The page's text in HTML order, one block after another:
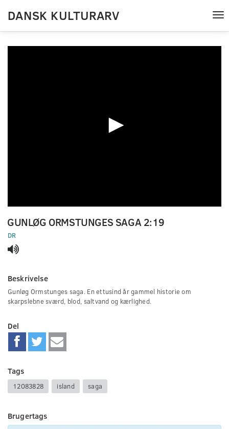
DANSK KULTURARV
seconds
of
0
seconds
GUNLØG ORMSTUNGES SAGA 2:19
DR
Beskrivelse
Gunløg Ormstunges saga. En ettusind år gammel historie om
skarpslebne sværd, blod, saltvand og kærlighed.
Del
Tags
12083828 island saga
Brugertags